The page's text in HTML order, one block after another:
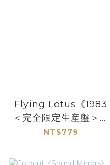
Flying Lotus《1983
＜完全限定生産盤＞》
（日盤CD）
NT$779